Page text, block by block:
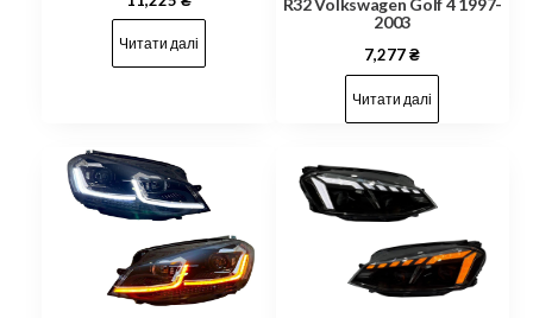
Читати далі
R32 Volkswagen Golf 4 1997-
2003
7,277₴
Читати далі